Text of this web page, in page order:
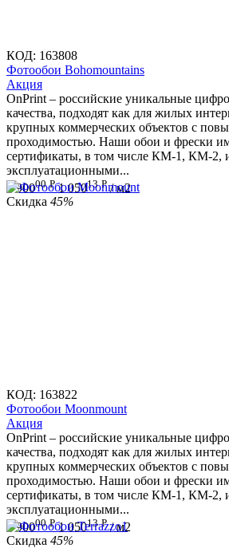
КОД: 163808
Фотообои Bohomountains
Aкция
OnPrint – российские уникальные
качества, подходят как для жилых
крупных коммерческих объектов с
проходимостью. Наши обои и фрески
сертификаты, в том числе КМ-1, КМ-2,
эксплуатационными...
1 90000 Р 1 05013 Р / м2
Скидка 45%
КОД: 163822
Фотообои Moonmount
Aкция
OnPrint – российские уникальные
качества, подходят как для жилых
крупных коммерческих объектов с
проходимостью. Наши обои и фрески
сертификаты, в том числе КМ-1, КМ-2,
эксплуатационными...
1 90000 Р 1 05013 Р / м2
Скидка 45%